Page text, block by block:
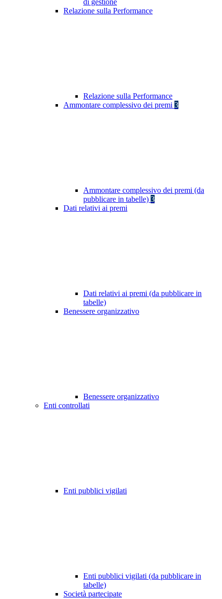
di gestione
Relazione sulla Performance
Relazione sulla Performance
Ammontare complessivo dei premi 3
Ammontare complessivo dei premi (da
pubblicare in tabelle) 3
Dati relativi ai premi
Dati relativi ai premi (da pubblicare in
tabelle)
Benessere organizzativo
Benessere organizzativo
Enti controllati
Enti pubblici vigilati
Enti pubblici vigilati (da pubblicare in
tabelle)
Società partecipate